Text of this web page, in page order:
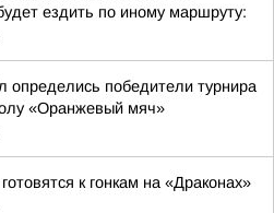
ездить по иному маршруту:
определись победители турнира
«Оранжевый мяч»
к гонкам на «Драконах»